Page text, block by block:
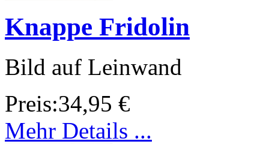
Knappe Fridolin
Bild auf Leinwand
Preis:34,95 €
Mehr Details ...